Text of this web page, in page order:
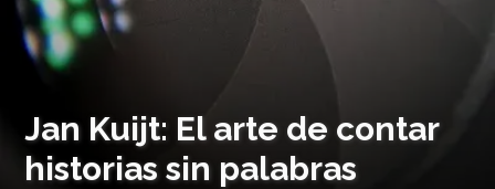
Jan Kuijt: El arte de contar
historias sin palabras